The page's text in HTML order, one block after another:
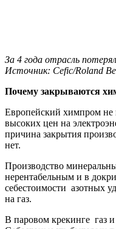
За 4 года отрасль
Источник: Cefic/Roland
Почему закрываются
Европейский химпром не
высоких цен на
причина закрытия
нет.
Производство
нерентабельным и в
себестоимости азотных
на газ.
В паровом крекинге газ и